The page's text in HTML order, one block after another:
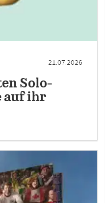
21.07.2026
Solo-
auf ihr